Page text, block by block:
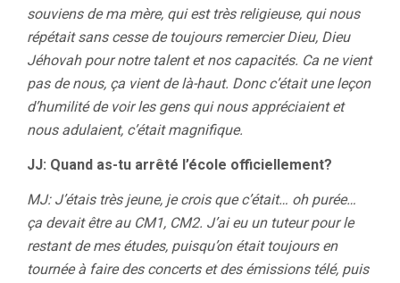
souviens de ma mère, qui est très religieuse, qui nous
répétait sans cesse de toujours remercier Dieu, Dieu
Jéhovah pour notre talent et nos capacités. Ca ne vient
pas de nous, ça vient de là-haut. Donc c’était une leçon
d’humilité de voir les gens qui nous appréciaient et
nous adulaient, c’était magnifique.
JJ: Quand as-tu arrêté l’école officiellement?
MJ: J’étais très jeune, je crois que c’était… oh purée…
ça devait être au CM1, CM2. J’ai eu un tuteur pour le
restant de mes études, puisqu’on était toujours en
tournée à faire des concerts et des émissions télé, puis